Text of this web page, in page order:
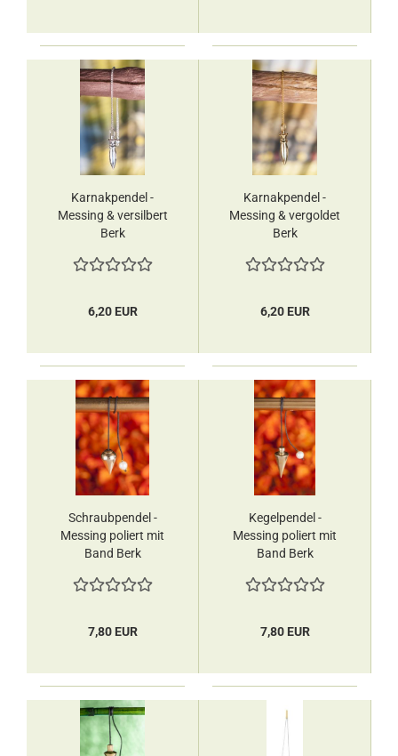
Karnakpendel -
Messing & versilbert
Berk
6,20 EUR
Karnakpendel -
Messing & vergoldet
Berk
6,20 EUR
Schraubpendel -
Messing poliert mit
Band Berk
7,80 EUR
Kegelpendel -
Messing poliert mit
Band Berk
7,80 EUR